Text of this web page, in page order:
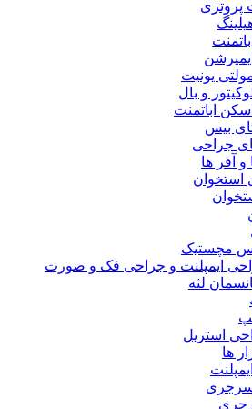
پروتزی
اباتمنت
ایمپرشن
یونیت
و بال
اسکن اباتمنت
بیس
جراحی
و آفر ها
استخوان
مچستیک
ایمپلنت و جراحی فک و صورت
لثه
استریل
ها